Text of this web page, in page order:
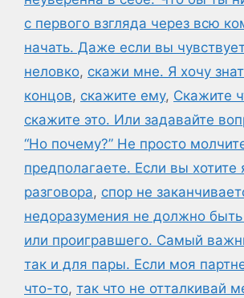
с первого взгляда через всю
начать. Даже если вы
неловко, скажи мне. Я хочу
концов, скажите ему, Скажите
скажите это. Или задавайте
“Но почему?” Не просто
предполагаете. Если вы хотите
разговора, спор не
недоразумения не должно
или проигравшего. Самый
так и для пары. Если моя
что-то, так что не отталкивай